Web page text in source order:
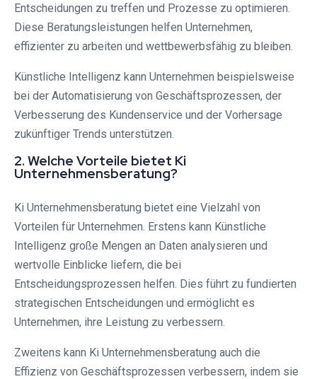
Entscheidungen zu treffen und Prozesse zu optimieren.
Diese Beratungsleistungen helfen Unternehmen,
effizienter zu arbeiten und wettbewerbsfähig zu bleiben.
Künstliche Intelligenz kann Unternehmen beispielsweise
bei der Automatisierung von Geschäftsprozessen, der
Verbesserung des Kundenservice und der Vorhersage
zukünftiger Trends unterstützen.
2. Welche Vorteile bietet Ki
Unternehmensberatung?
Ki Unternehmensberatung bietet eine Vielzahl von
Vorteilen für Unternehmen. Erstens kann Künstliche
Intelligenz große Mengen an Daten analysieren und
wertvolle Einblicke liefern, die bei
Entscheidungsprozessen helfen. Dies führt zu fundierten
strategischen Entscheidungen und ermöglicht es
Unternehmen, ihre Leistung zu verbessern.
Zweitens kann Ki Unternehmensberatung auch die
Effizienz von Geschäftsprozessen verbessern, indem sie